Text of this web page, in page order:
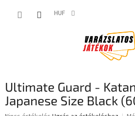
HUF
Ultimate Guard -
Japanese Size Black